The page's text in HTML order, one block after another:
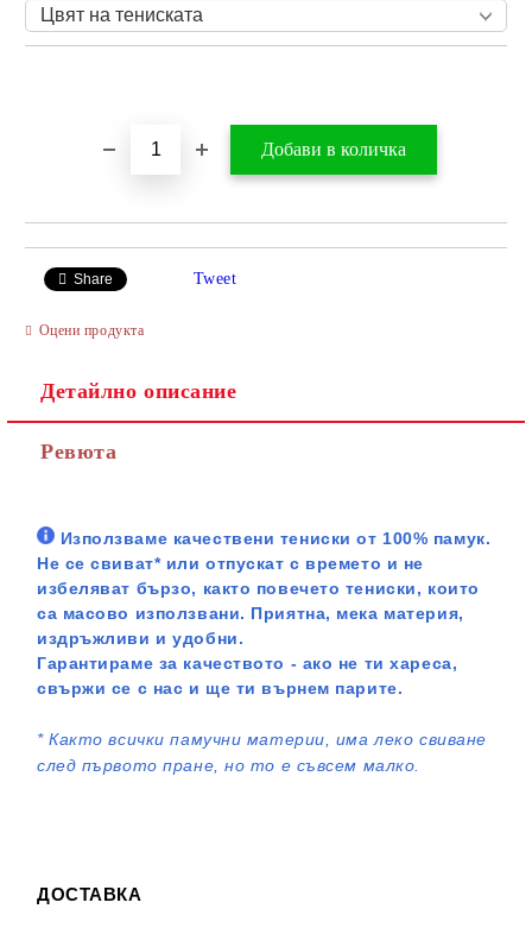
Share Tweet
Оцени продукта
Детайлно описание
Ревюта
Използваме качествени тениски от 100% памук.
Не се свиват* или отпускат с времето и не
избеляват бързо, както повечето тениски, които
са масово използвани. Приятна, мека материя,
издръжливи и удобни.
Гарантираме за качеството - ако не ти хареса,
свържи се с нас и ще ти върнем парите.
*Както всички памучни материи, има леко свиване
след първото пране, но то е съвсем малко.
ДОСТАВКА